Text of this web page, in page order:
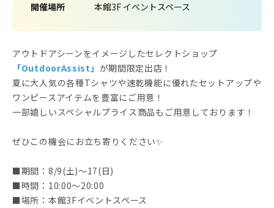
開催場所 本館3F イベントスペース
アウトドアシーンをイメージしたセレクトショップ
「OutdoorAssist」 が期間限定出店！
夏に大人気の各種Tシャツや速乾機能に優れたセットアップや
ワンピースアイテムを豊富にご用意！
一部嬉しいスペシャルプライス商品もご用意しております！
ぜひこの機会にお立ち寄りください✨
■期間：8/9(土)～17(日)
■時間：10:00～20:00
■場所：本館3Fイベントスペース